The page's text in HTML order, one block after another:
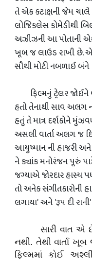
તે એક કટાક્ષની જેમ
લોજિકલેસ કોમેડીથી
અઝીઝની આ પોતાની
ખૂબ જ લાઉડ રાખી છે. એ
સૌથી મોટી નબળાઈ
ફિલ્મનું ટ્રેલર જોઈને
હતો તેનાથી સાવ અલગ
હતું તે માત્ર દર્શકોને
અસલી વાર્તા અલગ જ
આયુષ્માન ની હાજરી અને
ને ક્યાંક મનોરંજન પૂરું
જગ્યાએ જોરદાર હાસ્ય
તો અનેક સંગીતકારોની
લગાયા' અને 'રૂપ દી
સારી વાત એ છે
નથી. તેથી વાર્તા
ફિલ્મમાં કોઈ